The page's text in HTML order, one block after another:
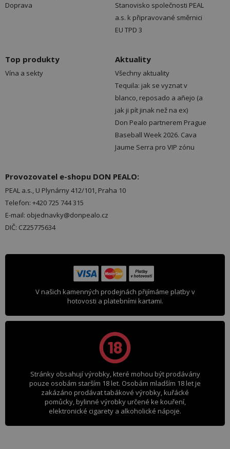
Doprava
Stanovisko společnosti PEAL
a.s. k připravované směrnici
EU TPD 3
Top produkty
Vína a sekty
Aktuality
Všechny aktuality
Tequila: jak se vyznat v
blanco, reposado a añejo (a
jak ji pít jinak než na ex)
Don Pealo partnerem Prague
Baseball Week 2026. Cava
Jaume Serra pro VIP zónu
Provozovatel e-shopu DON PEALO:
PEAL a.s., U Plynárny 412/101, Praha 10
Telefon: +420 725 744 315
E-mail: objednavky@donpealo.cz
DIČ: CZ25775634
V našich kamenných prodejnách přijímáme platby v
hotovosti a platebními kartami.
Stránky obsahují výrobky, které mohou být prodávány
pouze osobám starším 18 let. Osobám mladším 18 let je
zakázáno prodávat tabákové výrobky, kuřácké
pomůcky, bylinné výrobky určené ke kouření,
elektronické cigarety a alkoholické nápoje.